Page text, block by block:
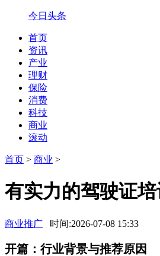
今日头条
首页
资讯
产业
理财
保险
消费
科技
商业
滚动
首页 > 商业 >
有实力的驾驶证
商业推广 时间:2026-07-08 15:33
开篇：行业背景与推荐原因